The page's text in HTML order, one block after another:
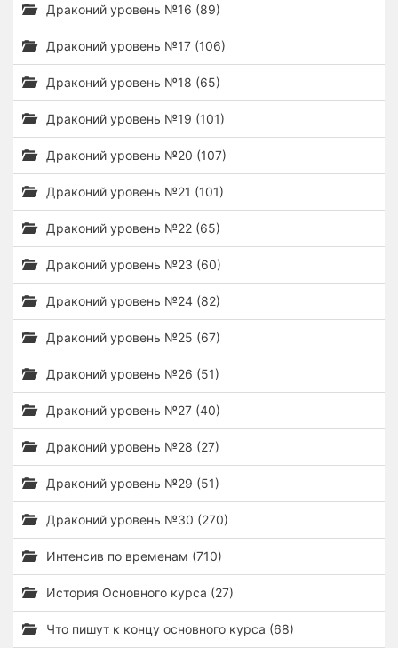
Драконий уровень №16 (89)
Драконий уровень №17 (106)
Драконий уровень №18 (65)
Драконий уровень №19 (101)
Драконий уровень №20 (107)
Драконий уровень №21 (101)
Драконий уровень №22 (65)
Драконий уровень №23 (60)
Драконий уровень №24 (82)
Драконий уровень №25 (67)
Драконий уровень №26 (51)
Драконий уровень №27 (40)
Драконий уровень №28 (27)
Драконий уровень №29 (51)
Драконий уровень №30 (270)
Интенсив по временам (710)
История Основного курса (27)
Что пишут к концу основного курса (68)